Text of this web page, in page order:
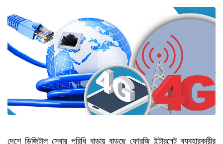
দেশে ডিজিটাল সেবার পরিধি বাড়ায় বাড়ছে ফোরজি ইন্টারনেট ব্যবহারকারীর